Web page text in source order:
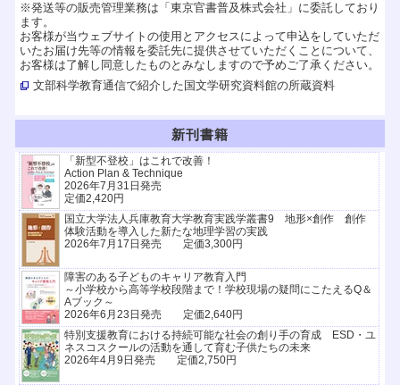
※発送等の販売管理業務は「東京官書普及株式会社」に委託しており
ます。
お客様が当ウェブサイトの使用とアクセスによって申込をしていただ
いたお届け先等の情報を委託先に提供させていただくことについて、
お客様は了解し同意したものとみなしますので予めご了承ください。
文部科学教育通信で紹介した国文学研究資料館の所蔵資料
新刊書籍
「新型不登校」はこれで改善！
Action Plan & Technique
2026年7月31日発売
定価2,420円
国立大学法人兵庫教育大学教育実践学叢書9 地形×創作 創作
体験活動を導入した新たな地理学習の実践
2026年7月17日発売 定価3,300円
障害のある子どものキャリア教育入門
～小学校から高等学校段階まで！学校現場の疑問にこたえるQ＆
Aブック～
2026年6月23日発売 定価2,640円
特別支援教育における持続可能な社会の創り手の育成 ESD・ユ
ネスコスクールの活動を通して育む子供たちの未来
2026年4月9日発売 定価2,750円